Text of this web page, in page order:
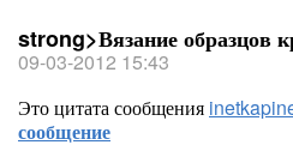
strong>Вязание образцов
09-03-2012 15:43
Это цитата сообщения
сообщение